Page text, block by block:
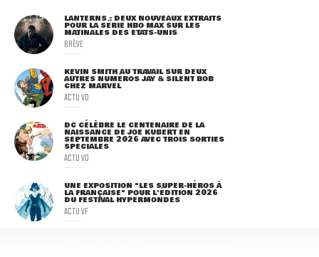
LANTERNS : DEUX NOUVEAUX EXTRAITS
POUR LA SÉRIE HBO MAX SUR LES
MATINALES DES ETATS-UNIS
BRÈVE
KEVIN SMITH AU TRAVAIL SUR DEUX
AUTRES NUMÉROS JAY & SILENT BOB
CHEZ MARVEL
ACTU VO
DC CÉLÈBRE LE CENTENAIRE DE LA
NAISSANCE DE JOE KUBERT EN
SEPTEMBRE 2026 AVEC TROIS SORTIES
SPÉCIALES
ACTU VO
UNE EXPOSITION "LES SUPER-HÉROS À
LA FRANÇAISE" POUR L'ÉDITION 2026
DU FESTIVAL HYPERMONDES
ACTU VF